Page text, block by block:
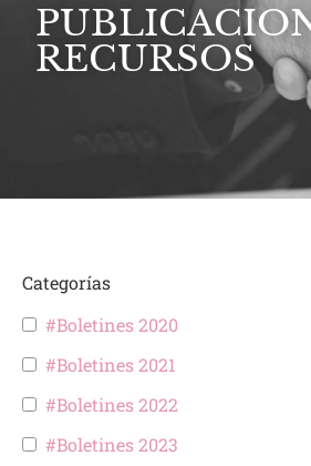
RECURSOS
Categorías
#Boletines 2020
#Boletines 2021
#Boletines 2022
#Boletines 2023